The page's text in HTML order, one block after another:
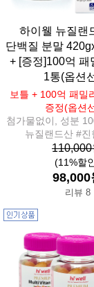
하이웰 뉴질랜
단백질 분말
+ [증정]100억 패
1통(옵션
보틀 + 100억 패밀
증정(옵션
첨가물없이, 성분
뉴질랜드산 #진
110,000
(11%할
98,000
리뷰 8